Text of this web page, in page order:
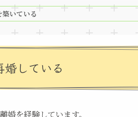
いている
している
婚を経験しています。